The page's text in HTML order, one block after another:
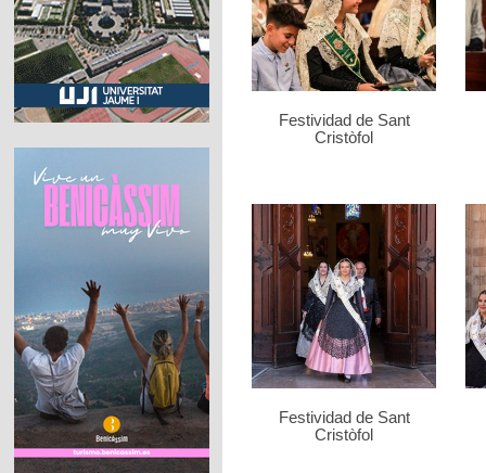
Festividad de Sant
Cristòfol
Festividad de Sant
Cristòfol